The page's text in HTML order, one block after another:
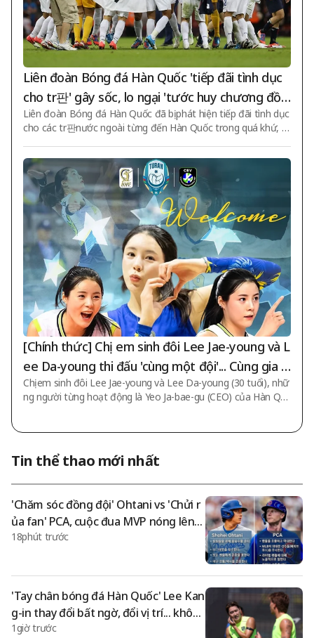
Liên đoàn Bóng đá Hàn Quốc 'tiếp đãi tình dục
cho tr판' gây sốc, lo ngại 'tước huy chương đồn
g' Thế vận hội London
Liên đoàn Bóng đá Hàn Quốc đã bị phát hiện tiếp đãi tình dục
cho các tr판nước ngoài từng đến Hàn Quốc trong quá khứ, v
i. Không chỉ các trận giao hữu mà còn các tr판điều hành vòng
loại FIFA World Cup và vòng loại bóng đá nam Olympic cũng
được xác nhận là nhận tiếp đãi tình dục. FIFA dường như sẽ k
hông có hình phạt riêng vì sự việc này về cơ bản đã hết thời hi
ệu, nhưng Ủy ban Olympic Quốc tế (IOC) có khả năng xem xé
t vấn đề này theo tiêu chí
[Chính thức] Chị em sinh đôi Lee Jae-young và L
ee Da-young thi đấu 'cùng một đội'... Cùng gia n
hập Turan VC Azerbaijan
Chị em sinh đôi Lee Jae-young và Lee Da-young (30 tuổi), nhữ
ng người từng hoạt động là Yeo Ja-bae-gu (CEO) của Hàn Qu
young đã gia nhập đội bóng chuyền Turan". Chỉ cách 4 ngày k
ể từ khi công bố việc chiêu mộ Lee Jae-young, CLB đã tiếp nh
ận cả em gái sinh đôi Lee Da-young. CLB Turan VC giới thiệu:
Tin thể thao mới nhất
'Chăm sóc đồng đội' Ohtani vs 'Chửi r
ủa fan' PCA, cuộc đua MVP nóng lên→
Nhân cách có trở thành yếu tố quan t
18phút trước
'Tay chân bóng đá Hàn Quốc' Lee Kan
g-in thay đổi bất ngờ, đổi vị trí... khôn
g phải cánh mà 'tiền đạo đôi hàng đầ
1giờ trước